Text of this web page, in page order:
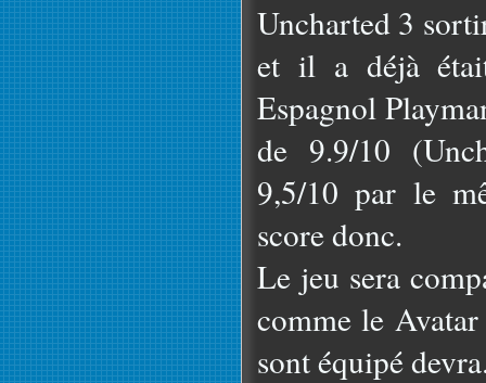
Uncharted 3
et il a déjà
Espagnol
de 9.9/10
9,5/10 par le
score donc.
Le jeu sera
comme le
sont équipé